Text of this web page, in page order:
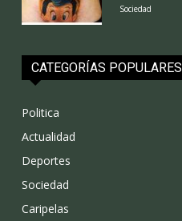
Sociedad
CATEGORÍAS POPULARES
Politica
Actualidad
Deportes
Sociedad
Caripelas